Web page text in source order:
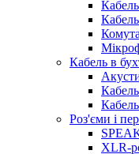
Кабель в
Роз'єми і
XLR-